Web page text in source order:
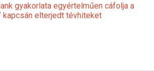
gyakorlata egyértelműen cáfolja a
kapcsán elterjedt tévhiteket